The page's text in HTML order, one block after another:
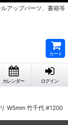
アップパーツ、書籍等
カート
カレンダー ログイン
W5mm 竹千代 #1200